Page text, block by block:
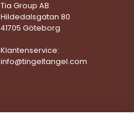
Tia Group AB
Hildedalsgatan 80
41705 Göteborg
Klantenservice:
info@tingeltangel.com